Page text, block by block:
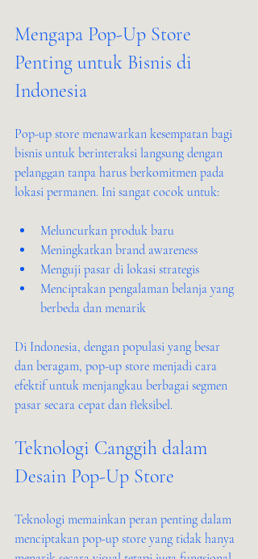
Mengapa Pop-Up Store
Penting untuk Bisnis di
Indonesia
Pop-up store menawarkan kesempatan bagi
bisnis untuk berinteraksi langsung dengan
pelanggan tanpa harus berkomitmen pada
lokasi permanen. Ini sangat cocok untuk:
Meluncurkan produk baru
Meningkatkan brand awareness
Menguji pasar di lokasi strategis
Menciptakan pengalaman belanja yang
berbeda dan menarik
Di Indonesia, dengan populasi yang besar
dan beragam, pop-up store menjadi cara
efektif untuk menjangkau berbagai segmen
pasar secara cepat dan fleksibel.
Teknologi Canggih dalam
Desain Pop-Up Store
Teknologi memainkan peran penting dalam
menciptakan pop-up store yang tidak hanya